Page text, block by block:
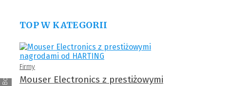
Bosch
TOP W KATEGORII
Firmy
Mouser Electronics z prestiżowymi